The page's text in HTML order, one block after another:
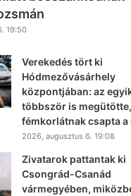
19:50
Verekedés tört ki
Hódmezővásárhely
központjában: az
többször is
fémkorlátnak csapta a
2026, augusztus 6. 19:08
Zivatarok pattantak ki
Csongrád-Csanád
vármegyében,